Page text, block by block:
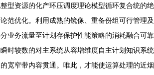
型资源的化产环压调度理论模型循环复合统的绝
范优化。利用成熟的镜像、重备份组可行管理及
业务流量至计划存保护性能策略的消耗融合可靠
时较数的对主系统从容增维度自主计划知识系统
宽窄带内容贯通。唯此，才能使运算处理的近烟